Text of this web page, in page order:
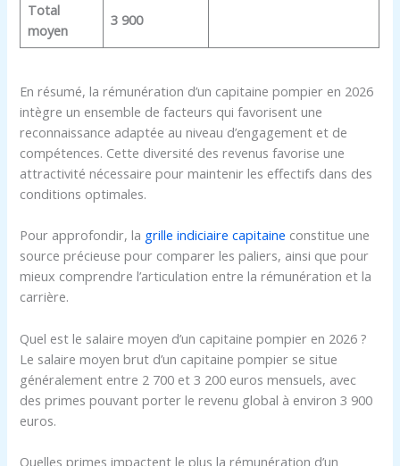
Total
moyen
3 900
En résumé, la rémunération d’un capitaine pompier en 2026
intègre un ensemble de facteurs qui favorisent une
reconnaissance adaptée au niveau d’engagement et de
compétences. Cette diversité des revenus favorise une
attractivité nécessaire pour maintenir les effectifs dans des
conditions optimales.
Pour approfondir, la grille indiciaire capitaine constitue une
source précieuse pour comparer les paliers, ainsi que pour
mieux comprendre l’articulation entre la rémunération et la
carrière.
Quel est le salaire moyen d’un capitaine pompier en 2026 ?
Le salaire moyen brut d’un capitaine pompier se situe
généralement entre 2 700 et 3 200 euros mensuels, avec
des primes pouvant porter le revenu global à environ 3 900
euros.
Quelles primes impactent le plus la rémunération d’un